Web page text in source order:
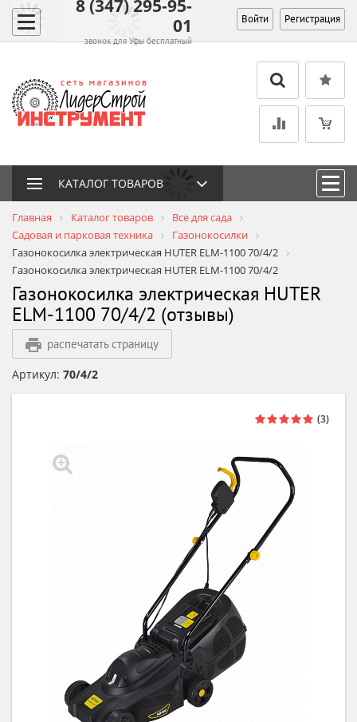
8 (347) 295-95-
01
звонок для Уфы бесплатный
Войти Регистрация
КАТАЛОГ ТОВАРОВ
Главная Каталог товаров
Все для сада
Садовая и парковая техника
Газонокосилки
Газонокосилка электрическая HUTER ELM-1100 70/4/2
Газонокосилка электрическая HUTER ELM-1100 70/4/2
Газонокосилка электрическая HUTER
ELM-1100 70/4/2 (отзывы)
распечатать страницу
Артикул: 70/4/2